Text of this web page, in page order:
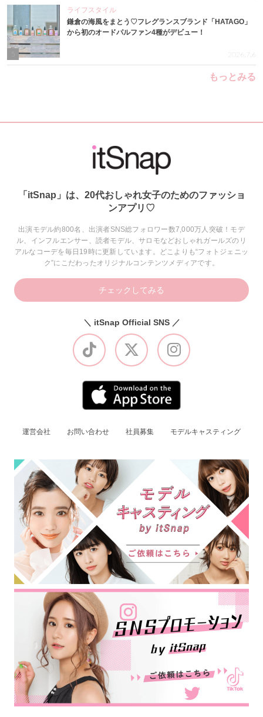
ライフスタイル
鎌倉の海風をまとう♡フレグランスブランド「HATAGO」
から初のオードパルファン4種がデビュー！
2026.7.6
もっとみる
「itSnap」は、20代おしゃれ女子のためのファッショ
ンアプリ♡
出演モデル約800名、出演者SNS総フォロワー数7,000万人突破！モデ
ル、インフルエンサー、読者モデル、サロモなどおしゃれガールズのリ
アルなコーデを毎日19時に更新しています。どこよりも“フォトジェニッ
ク”にこだわったオリジナルコンテンツメディアです。
チェックしてみる
＼ itSnap Official SNS ／
運営会社 お問い合わせ 社員募集 モデルキャスティング